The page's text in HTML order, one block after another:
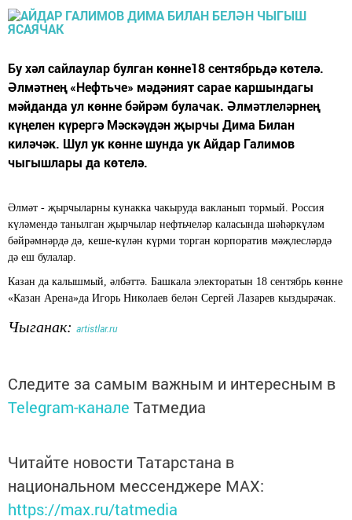
Бу хәл сайлаулар булган көнне18 сентябрьдә көтелә.
Әлмәтнең «Нефтьче» мәдәният сарае каршындагы
мәйданда ул көнне бәйрәм булачак. Әлмәтлеләрнең
күңелен күрергә Мәскәүдән җырчы Дима Билан
киләчәк. Шул ук көнне шунда ук Айдар Галимов
чыгышлары да көтелә.
Әлмәт - җырчыларны кунакка чакыруда вакланып тормый. Россия
күләмендә танылган җырчылар нефтьчеләр каласында шәһәркүләм
бәйрәмнәрдә дә, кеше-күлән күрми торган корпоратив мәҗлесләрдә
дә еш булалар.
Казан да калышмый, әлбәттә. Башкала электоратын 18 сентябрь көнне
«Казан Арена»да Игорь Николаев белән Сергей Лазарев кыздырачак.
Чыганак: artistlar.ru
Следите за самым важным и интересным в
Telegram-канале Татмедиа
Читайте новости Татарстана в
национальном мессенджере MАХ:
https://max.ru/tatmedia